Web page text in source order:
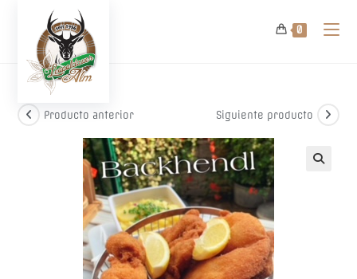
contenido
0
Producto anterior Siguiente producto